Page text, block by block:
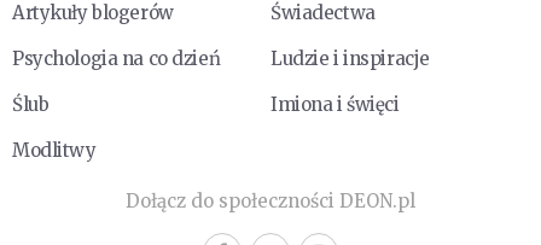
Artykuły blogerów
Świadectwa
Psychologia na co dzień
Ludzie i inspiracje
Ślub
Imiona i święci
Modlitwy
Dołącz do społeczności DEON.pl